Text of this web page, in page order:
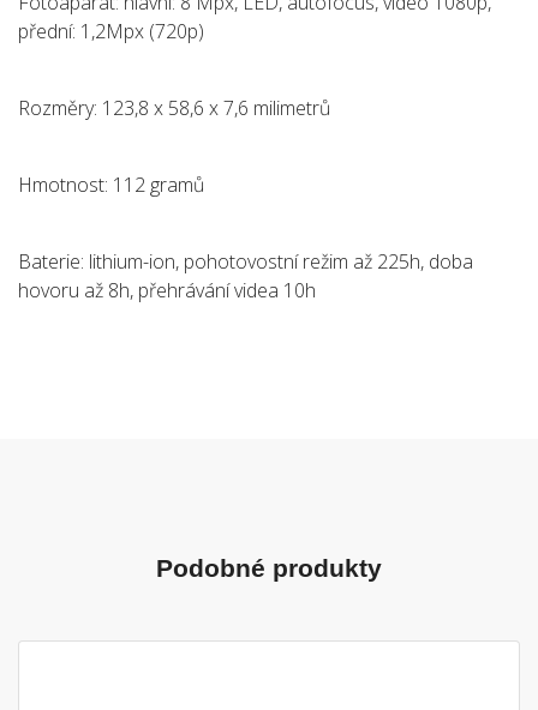
přední: 1,2Mpx (720p)
Rozměry: 123,8 x 58,6 x 7,6 milimetrů
Hmotnost: 112 gramů
Baterie: lithium-ion, pohotovostní režim až 225h, doba
hovoru až 8h, přehrávání videa 10h
Podobné produkty